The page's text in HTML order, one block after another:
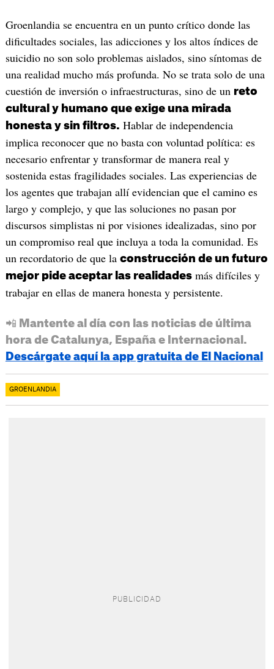
Groenlandia se encuentra en un punto crítico donde las
dificultades sociales, las adicciones y los altos índices de
suicidio no son solo problemas aislados, sino síntomas de
una realidad mucho más profunda. No se trata solo de una
cuestión de inversión o infraestructuras, sino de un reto
cultural y humano que exige una mirada
honesta y sin filtros. Hablar de independencia
implica reconocer que no basta con voluntad política: es
necesario enfrentar y transformar de manera real y
sostenida estas fragilidades sociales. Las experiencias de
los agentes que trabajan allí evidencian que el camino es
largo y complejo, y que las soluciones no pasan por
discursos simplistas ni por visiones idealizadas, sino por
un compromiso real que incluya a toda la comunidad. Es
un recordatorio de que la construcción de un futuro
mejor pide aceptar las realidadesmás difíciles y
trabajar en ellas de manera honesta y persistente.
📲 Mantente al día con las noticias de última
hora de Catalunya, España e Internacional.
Descárgate aquí la app gratuita de El Nacional
GROENLANDIA